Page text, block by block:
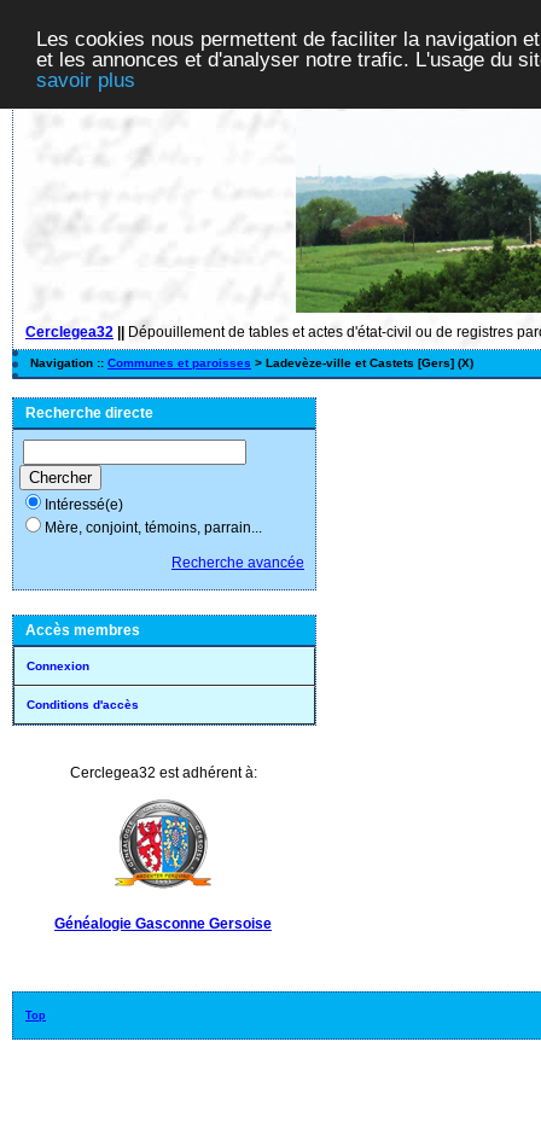
Les cookies nous permettent de faciliter la navigation
et les annonces et d'analyser notre trafic. L'usage du
savoir plus
Cerclegea32 Dépouillement de tables et actes d'état-civil ou de registres
Navigation :: Communes et paroisses > Ladevèze-ville et Castets [Gers] (X)
Recherche directe
Intéressé(e)
Mère, conjoint, témoins, parrain...
Recherche avancée
Accès membres
Connexion
Conditions d'accès
Cerclegea32 est adhérent à:
Généalogie Gasconne Gersoise
Top